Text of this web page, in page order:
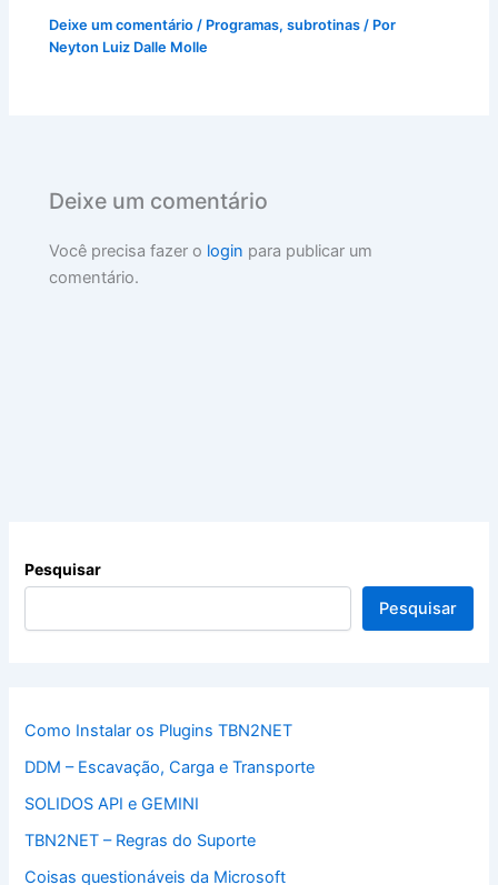
Deixe um comentário / Programas,subrotinas / Por
Neyton Luiz Dalle Molle
Deixe um comentário
Você precisa fazer o login para publicar um
comentário.
Pesquisar
Pesquisar
Como Instalar os Plugins TBN2NET
DDM – Escavação, Carga e Transporte
SOLIDOS API e GEMINI
TBN2NET – Regras do Suporte
Coisas questionáveis da Microsoft